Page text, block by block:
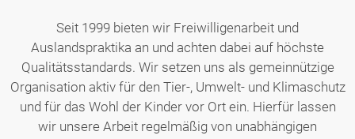
Seit 1999 bieten wir Freiwilligenarbeit und
Auslandspraktika an und achten dabei auf höchste
Qualitätsstandards. Wir setzen uns als gemeinnützige
Organisation aktiv für den Tier-, Umwelt- und Klimaschutz
und für das Wohl der Kinder vor Ort ein. Hierfür lassen
wir unsere Arbeit regelmäßig von unabhängigen